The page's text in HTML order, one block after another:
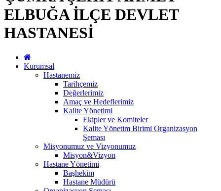
ELBUĞA İLÇE DEVLET
HASTANESİ
Kurumsal
Hastanemiz
Tarihçemiz
Değerlerimiz
Amaç ve Hedeflerimiz
Kalite Yönetimi
Ekipler ve Komiteler
Kalite Yönetim Birimi Organizasyon
Şeması
Misyonumuz ve Vizyonumuz
Misyon&Vizyon
Hastane Yönetimi
Başhekim
Hastane Müdürü